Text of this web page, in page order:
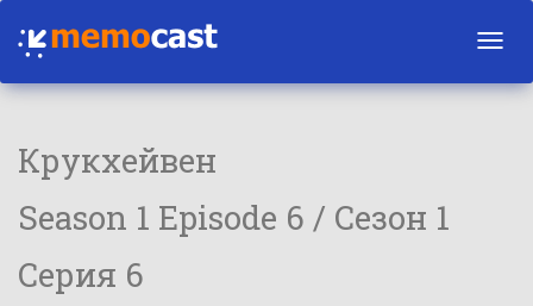
Крукхейвен
Season 1 Episode 6 / Сезон 1
Серия 6